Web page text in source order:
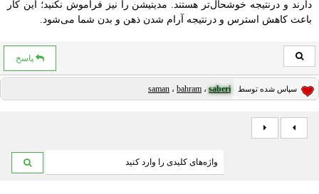
دارند و درنتیجه خوشحال‌تر هستند. مدیتیشن را نیز فراموش نکنید؛ این کار
باعث کاهش استرس و درنتیجه آرام شدن ذهن و بدن شما می‌شود.
پاسخ
سپاس شده توسط saberi، bahram ، saman